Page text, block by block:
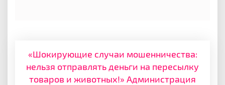
«Шокирующие случаи мошенничества:
нельзя отправлять деньги на пересылку
товаров и животных!» Администрация